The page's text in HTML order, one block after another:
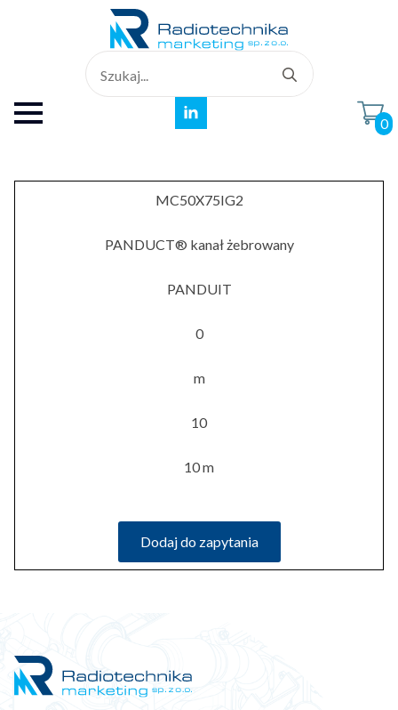
for:
0
MC50X75IG2
PANDUCT® kanał żebrowany
PANDUIT
0
m
10
10 m
Dodaj do zapytania